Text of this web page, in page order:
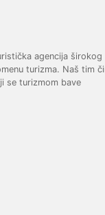
agencija širokog
turizma. Naš tim
se turizmom bave